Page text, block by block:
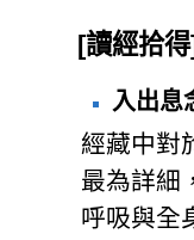
[讀經拾
入出息
經藏中對
最為詳細
呼吸與全